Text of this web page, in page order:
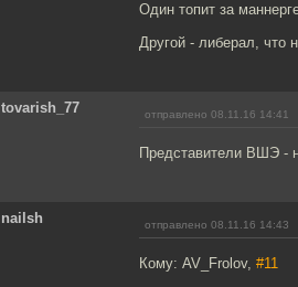
Один топит за
Другой - либерал, что
tovarish_77 отправлено 08.11.16 14:41
Представители ВШЭ -
nailsh отправлено 08.11.16 14:43
Кому: AV_Frolov, #11